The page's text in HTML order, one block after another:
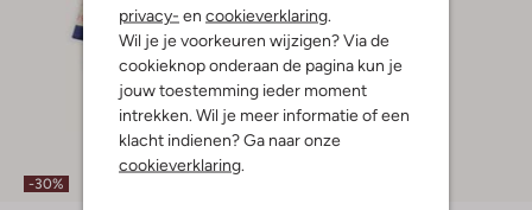
privacy- en cookieverklaring
Wil je je voorkeuren wijzigen? Via de
cookieknop onderaan de pagina kun je
jouw toestemming ieder moment
intrekken. Wil je meer informatie of een
klacht indienen? Ga naar onze
cookieverklaring
-30%